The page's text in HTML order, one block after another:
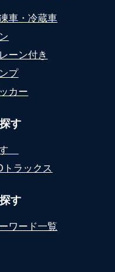
車・冷蔵車
ーン付き
プ
カー
す
ゞ
トラックス
す
ワード一覧